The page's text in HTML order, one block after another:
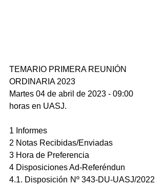
TEMARIO PRIMERA REUNIÓN
ORDINARIA 2023
Martes 04 de abril de 2023 - 09:00
horas en UASJ.
1 Informes
2 Notas Recibidas/Enviadas
3 Hora de Preferencia
4 Disposiciones Ad-Referéndun
4.1. Disposición Nº 343-DU-UASJ/2022